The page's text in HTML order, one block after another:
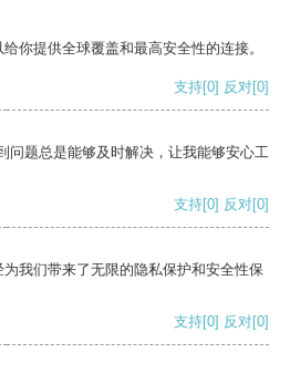
你提供全球覆盖和最高安全性的连接。
支持[0] 反对[0]
问题总是能够及时解决，让我能够安心工
支持[0] 反对[0]
我们带来了无限的隐私保护和安全性保
支持[0] 反对[0]